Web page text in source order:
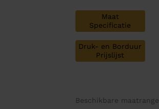
Maat
Specificatie
Druk- en Borduur
Prijslijst
Beschikbare maatrange